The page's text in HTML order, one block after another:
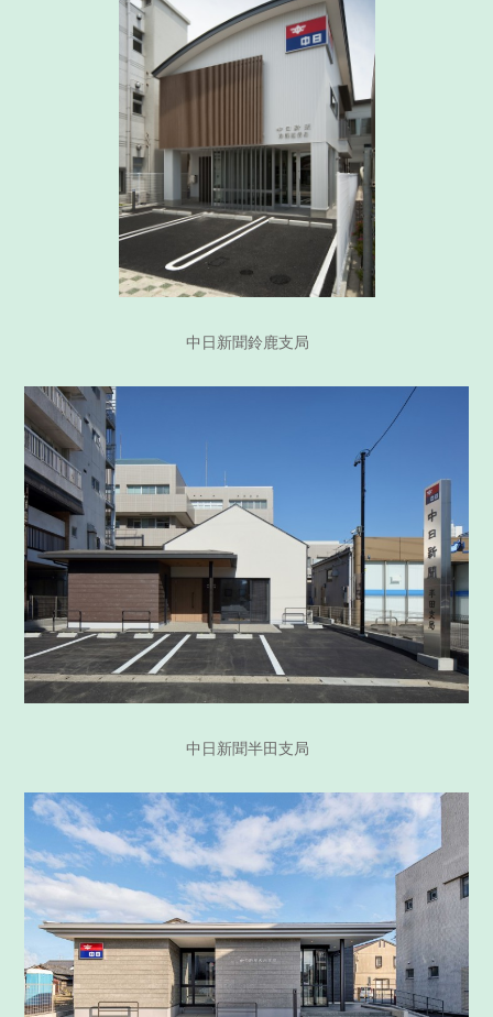
中日新聞鈴鹿支局
中日新聞半田支局